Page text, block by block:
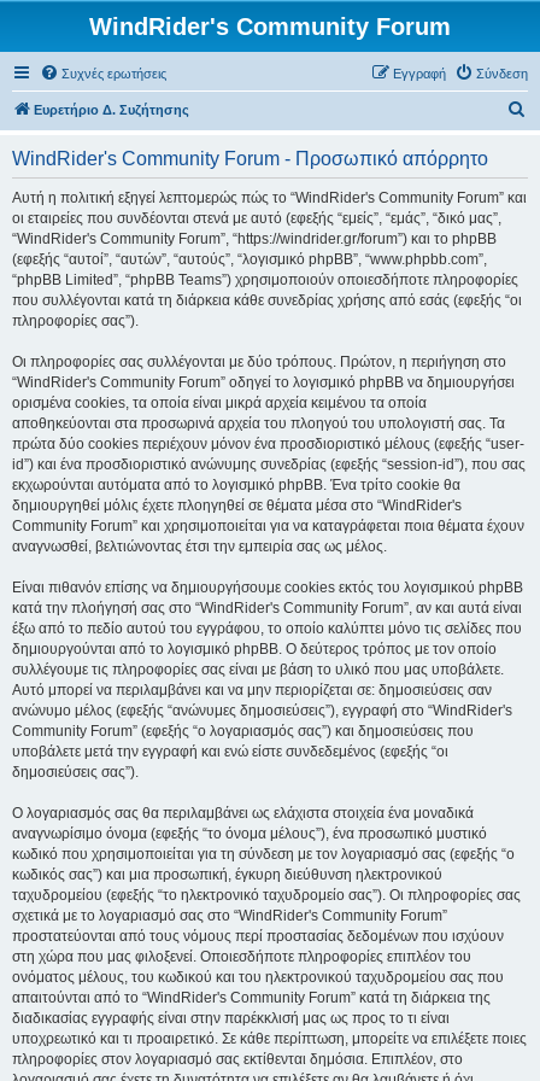
WindRider's Community Forum
Συχνές ερωτήσεις Σύνδεση
Εγγραφή
Ευρετήριο Δ. Συζήτησης
WindRider's Community Forum - Προσωπικό απόρρητο
Αυτή η πολιτική εξηγεί λεπτομερώς πώς το “WindRider's Community Forum” και
οι εταιρείες που συνδέονται στενά με αυτό (εφεξής “εμείς”, “εμάς”, “δικό μας”,
“WindRider's Community Forum”, “https://windrider.gr/forum”) και το phpBB
(εφεξής “αυτοί”, “αυτών”, “αυτούς”, “λογισμικό phpBB”, “www.phpbb.com”,
“phpBB Limited”, “phpBB Teams”) χρησιμοποιούν οποιεσδήποτε πληροφορίες
που συλλέγονται κατά τη διάρκεια κάθε συνεδρίας χρήσης από εσάς (εφεξής “οι
πληροφορίες σας”).
Οι πληροφορίες σας συλλέγονται με δύο τρόπους. Πρώτον, η περιήγηση στο
“WindRider's Community Forum” οδηγεί το λογισμικό phpBB να δημιουργήσει
ορισμένα cookies, τα οποία είναι μικρά αρχεία κειμένου τα οποία
αποθηκεύονται στα προσωρινά αρχεία του πλοηγού του υπολογιστή σας. Τα
πρώτα δύο cookies περιέχουν μόνον ένα προσδιοριστικό μέλους (εφεξής “user-
id”) και ένα προσδιοριστικό ανώνυμης συνεδρίας (εφεξής “session-id”), που σας
εκχωρούνται αυτόματα από το λογισμικό phpBB. Ένα τρίτο cookie θα
δημιουργηθεί μόλις έχετε πλοηγηθεί σε θέματα μέσα στο “WindRider's
Community Forum” και χρησιμοποιείται για να καταγράφεται ποια θέματα έχουν
αναγνωσθεί, βελτιώνοντας έτσι την εμπειρία σας ως μέλος.
Είναι πιθανόν επίσης να δημιουργήσουμε cookies εκτός του λογισμικού phpBB
κατά την πλοήγησή σας στο “WindRider's Community Forum”, αν και αυτά είναι
έξω από το πεδίο αυτού του εγγράφου, το οποίο καλύπτει μόνο τις σελίδες που
δημιουργούνται από το λογισμικό phpBB. Ο δεύτερος τρόπος με τον οποίο
συλλέγουμε τις πληροφορίες σας είναι με βάση το υλικό που μας υποβάλετε.
Αυτό μπορεί να περιλαμβάνει και να μην περιορίζεται σε: δημοσιεύσεις σαν
ανώνυμο μέλος (εφεξής “ανώνυμες δημοσιεύσεις”), εγγραφή στο “WindRider's
Community Forum” (εφεξής “ο λογαριασμός σας”) και δημοσιεύσεις που
υποβάλετε μετά την εγγραφή και ενώ είστε συνδεδεμένος (εφεξής “οι
δημοσιεύσεις σας”).
Ο λογαριασμός σας θα περιλαμβάνει ως ελάχιστα στοιχεία ένα μοναδικά
αναγνωρίσιμο όνομα (εφεξής “το όνομα μέλους”), ένα προσωπικό μυστικό
κωδικό που χρησιμοποιείται για τη σύνδεση με τον λογαριασμό σας (εφεξής “ο
κωδικός σας”) και μια προσωπική, έγκυρη διεύθυνση ηλεκτρονικού
ταχυδρομείου (εφεξής “το ηλεκτρονικό ταχυδρομείο σας”). Οι πληροφορίες σας
σχετικά με το λογαριασμό σας στο “WindRider's Community Forum”
προστατεύονται από τους νόμους περί προστασίας δεδομένων που ισχύουν
στη χώρα που μας φιλοξενεί. Οποιεσδήποτε πληροφορίες επιπλέον του
ονόματος μέλους, του κωδικού και του ηλεκτρονικού ταχυδρομείου σας που
απαιτούνται από το “WindRider's Community Forum” κατά τη διάρκεια της
διαδικασίας εγγραφής είναι στην παρέκκλισή μας ως προς το τι είναι
υποχρεωτικό και τι προαιρετικό. Σε κάθε περίπτωση, μπορείτε να επιλέξετε ποιες
πληροφορίες στον λογαριασμό σας εκτίθενται δημόσια. Επιπλέον, στο